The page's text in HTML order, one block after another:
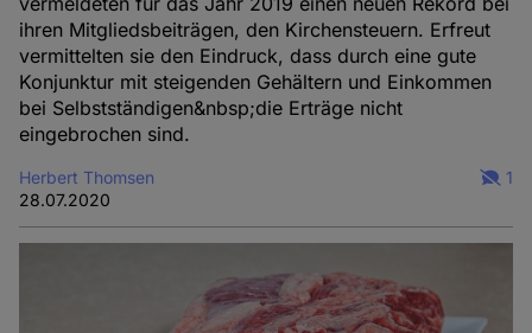
ihren Mitgliedsbeiträgen, den Kirchensteuern. Erfreut
vermittelten sie den Eindruck, dass durch eine gute
Konjunktur mit steigenden Gehältern und Einkommen
bei Selbstständigen&nbsp;die Erträge nicht
eingebrochen sind.
Herbert Thomsen
28.07.2020
1